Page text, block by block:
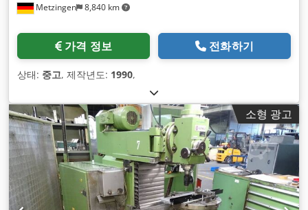
Metzingen 8,840 km
가격 정보 전화하기
상태: 중고, 제작년도: 1990,
소형 광고